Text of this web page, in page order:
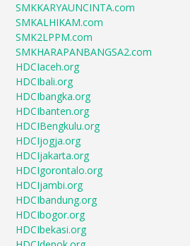
SMKKARYAUNCINTA.com
SMKALHIKAM.com
SMK2LPPM.com
SMKHARAPANBANGSA2.com
HDCIaceh.org
HDCIbali.org
HDCIbangka.org
HDCIbanten.org
HDCIBengkulu.org
HDCIjogja.org
HDCIjakarta.org
HDCIgorontalo.org
HDCIjambi.org
HDCIbandung.org
HDCIbogor.org
HDCIbekasi.org